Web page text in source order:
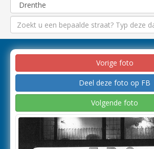
Vorige foto
Deel deze foto op FB
Volgende foto